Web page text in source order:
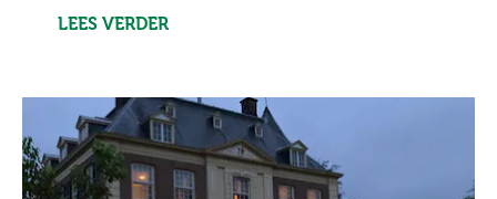
LEES VERDER